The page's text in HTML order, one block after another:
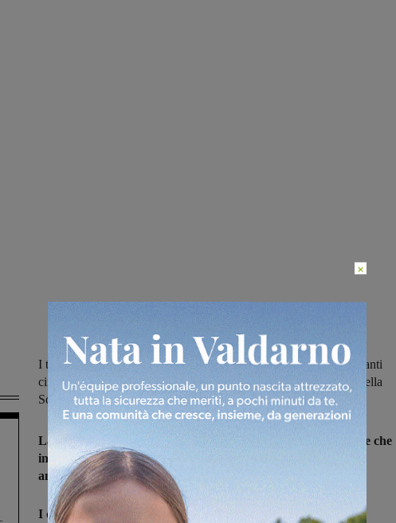
I tre scippi sono avvenuti alla fermata dell’autobus e due in altrettanti
cimiteri. Gli uomini della Sezione Contrasto al Crimine Diffuso della
Squadra Mobile di Arezzo hanno individuato ed arrestato l’uomo
La squadra mobile di Arezzo ha arrestato il rapinatore seriale che
in due giorni ha messo a segno tre scippi ai danni di persone
anziane. Si tratta di un 38enne di Montevarchi.
I casi:una 80enne è stata scippata della borsa appena scesa
×